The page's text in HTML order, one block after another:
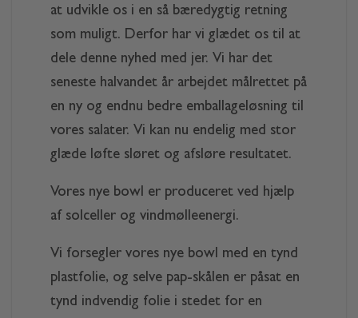
at udvikle os i en så bæredygtig retning
som muligt. Derfor har vi glædet os til at
dele denne nyhed med jer. Vi har det
seneste halvandet år arbejdet målrettet på
en ny og endnu bedre emballageløsning til
vores salater. Vi kan nu endelig med stor
glæde løfte sløret og afsløre resultatet.
Vores nye bowl er produceret ved hjælp
af solceller og vindmølleenergi.
Vi forsegler vores nye bowl med en tynd
plastfolie, og selve pap-skålen er påsat en
tynd indvendig folie i stedet for en